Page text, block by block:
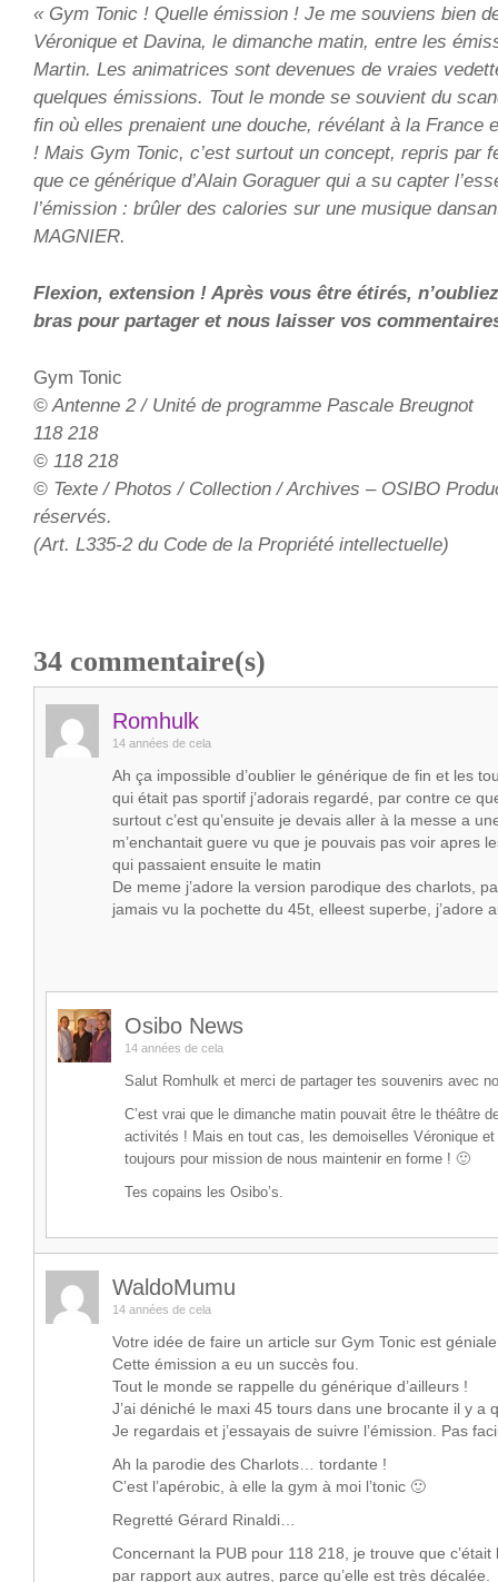
« Gym Tonic ! Quelle émission ! Je me souviens bien
Véronique et Davina, le dimanche matin, entre les
Martin. Les animatrices sont devenues de vraies
quelques émissions. Tout le monde se souvient du
fin où elles prenaient une douche, révélant à la France
! Mais Gym Tonic, c’est surtout un concept, repris par
que ce générique d’Alain Goraguer qui a su capter
l’émission : brûler des calories sur une musique
MAGNIER.
Flexion, extension ! Après vous être étirés,
bras pour partager et nous laisser vos
Gym Tonic
© Antenne 2 / Unité de programme Pascale Breugnot
118 218
© 118 218
© Texte / Photos / Collection / Archives – OSIBO
réservés.
(Art. L335-2 du Code de la Propriété intellectuelle)
34 commentaire(s)
Romhulk
14 années de cela
Ah ça impossible d’oublier le générique de fin et les
qui était pas sportif j’adorais regardé, par contre ce
surtout c’est qu’ensuite je devais aller à la messe a
m’enchantait guere vu que je pouvais pas voir apres
qui passaient ensuite le matin
De meme j’adore la version parodique des charlots,
jamais vu la pochette du 45t, elleest superbe, j’adore
Osibo News
14 années de cela
Salut Romhulk et merci de partager tes souvenirs avec
C’est vrai que le dimanche matin pouvait être le théâtre
activités ! Mais en tout cas, les demoiselles Véronique
toujours pour mission de nous maintenir en forme ! 🙂
Tes copains les Osibo’s.
WaldoMumu
14 années de cela
Votre idée de faire un article sur Gym Tonic est
Cette émission a eu un succès fou.
Tout le monde se rappelle du générique d’ailleurs !
J’ai déniché le maxi 45 tours dans une brocante il y a
Je regardais et j’essayais de suivre l’émission. Pas
Ah la parodie des Charlots… tordante !
C’est l’apérobic, à elle la gym à moi l’tonic 🙂
Regretté Gérard Rinaldi…
Concernant la PUB pour 118 218, je trouve que
par rapport aux autres, parce qu’elle est très décalée.